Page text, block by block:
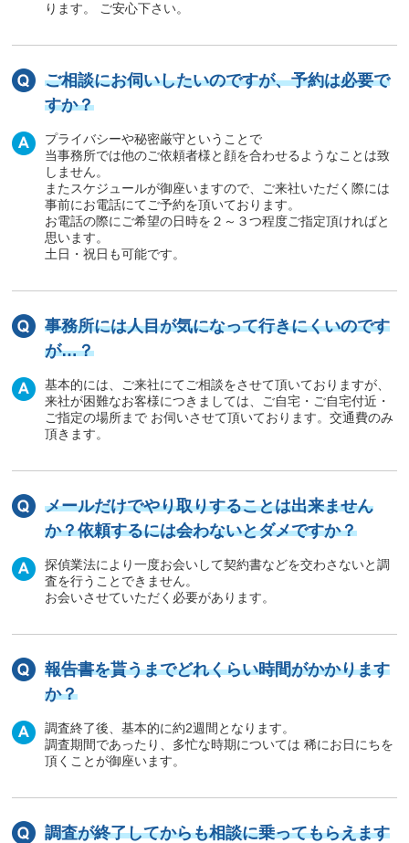
ります。 ご安心下さい。
ご相談にお伺いしたいのですが、予約は必要で
すか？
プライバシーや秘密厳守ということで
当事務所では他のご依頼者様と顔を合わせるようなことは致
しません。
またスケジュールが御座いますので、ご来社いただく際には
事前にお電話にてご予約を頂いております。
お電話の際にご希望の日時を２～３つ程度ご指定頂ければと
思います。
土日・祝日も可能です。
事務所には人目が気になって行きにくいのです
が…？
基本的には、ご来社にてご相談をさせて頂いておりますが、
来社が困難なお客様につきましては、ご自宅・ご自宅付近・
ご指定の場所まで お伺いさせて頂いております。交通費のみ
頂きます。
メールだけでやり取りすることは出来ません
か？依頼するには会わないとダメですか？
探偵業法により一度お会いして契約書などを交わさないと調
査を行うことできません。
お会いさせていただく必要があります。
報告書を貰うまでどれくらい時間がかかります
か？
調査終了後、基本的に約2週間となります。
調査期間であったり、多忙な時期については 稀にお日にちを
頂くことが御座います。
調査が終了してからも相談に乗ってもらえます